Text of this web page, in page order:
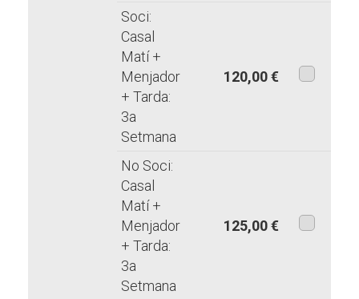
Soci:
Casal
Matí +
Menjador
+ Tarda:
3a
Setmana
120,00 €
No Soci:
Casal
Matí +
Menjador
+ Tarda:
3a
Setmana
125,00 €